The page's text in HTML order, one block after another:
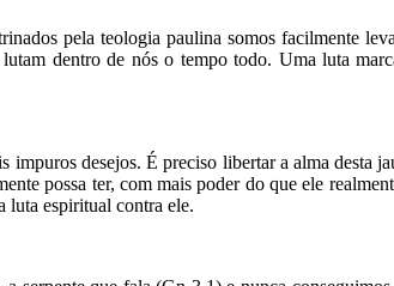
pela teologia paulina somos facilmente
dentro de nós o tempo todo. Uma luta
impuros desejos. É preciso libertar a alma
possa ter, com mais poder do que ele
luta espiritual contra ele.